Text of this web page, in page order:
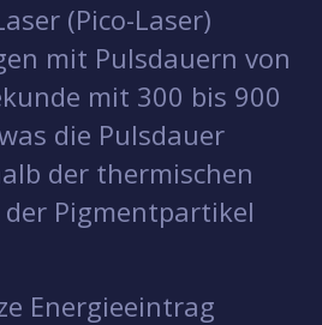
(Pico-Laser)
mit Pulsdauern von
mit 300 bis 900
die Pulsdauer
der thermischen
Pigmentpartikel
Energieeintrag